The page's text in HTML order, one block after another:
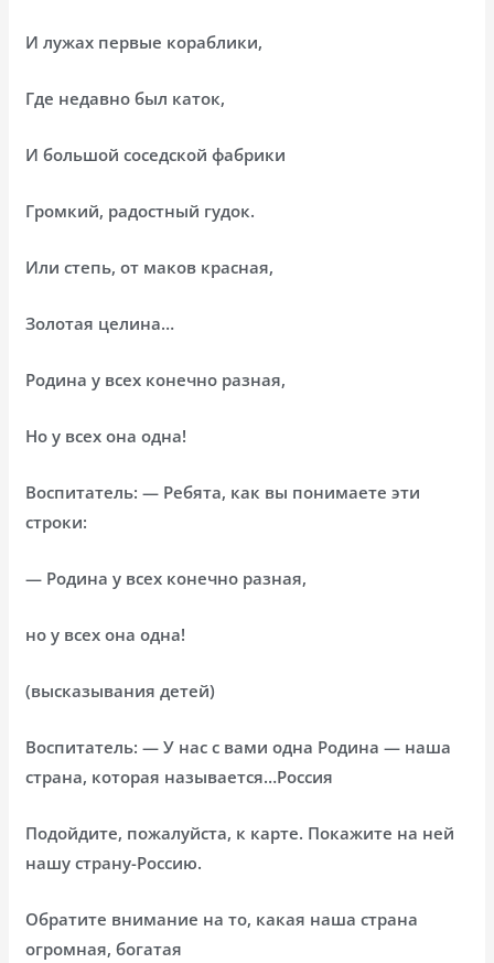
И лужах первые кораблики,
Где недавно был каток,
И большой соседской фабрики
Громкий, радостный гудок.
Или степь, от маков красная,
Золотая целина…
Родина у всех конечно разная,
Но у всех она одна!
Воспитатель: — Ребята, как вы понимаете эти
строки:
— Родина у всех конечно разная,
но у всех она одна!
(высказывания детей)
Воспитатель: — У нас с вами одна Родина — наша
страна, которая называется…Россия
Подойдите, пожалуйста, к карте. Покажите на ней
нашу страну-Россию.
Обратите внимание на то, какая наша страна
огромная, богатая